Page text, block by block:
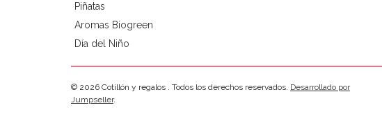
Piñatas
Aromas Biogreen
Día del Niño
© 2026 Cotillón y regalos . Todos los derechos reservados. Desarrollado por
Jumpseller.